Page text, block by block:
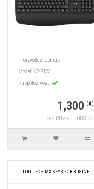
Proizvođač: Genius
Model: KB-7123
Raspoloživost:
1,300.00
Bez PDV-a: 1,083.33
LOGITECH MX KEYS FOR BUSINE